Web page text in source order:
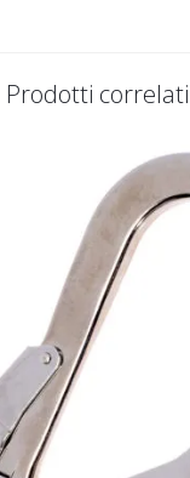
Prodotti correlati